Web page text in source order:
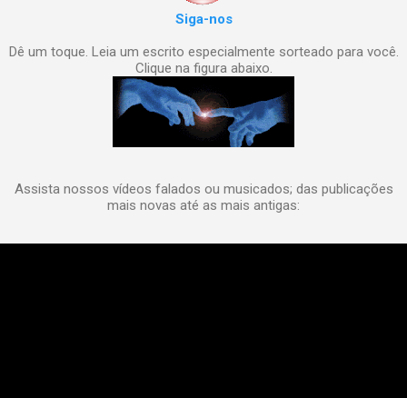
Siga-nos
Dê um toque. Leia um escrito especialmente sorteado para você.
Clique na figura abaixo.
Assista nossos vídeos falados ou musicados; das publicações
mais novas até as mais antigas: